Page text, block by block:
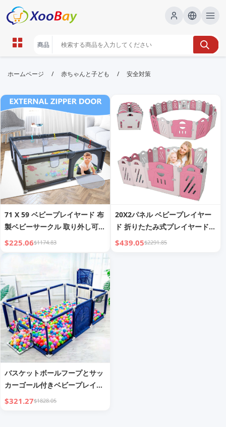
安全対策 | XOOBAY B2B/B2C
安全対策,ウェブサイト保護,情報セキュリティ,
wholesale 安全対策, XOOBAY
ウェブサイトのセキュリティ対策を総合的に解説。脆弱性対策、アクセ
ス制御、データ保護、リスク評価を含む実践的ガイド。
ホームページ / 赤ちゃんと子ども / 安全対策
71 X 59 ベビープレイヤード 布
製ベビーサークル 取り外し可能
な囲い 屋内・屋外用 子供・ペ
ット用
$225.06$1174.83
20X2パネル ベビープレイヤー
ド 折りたたみ式プレイヤード
ベビー・キッズ用 調節可能な形
$439.05$2291.85
バスケットボールフープとサッ
カーゴール付きベビープレイヤ
ード
$321.27$1828.05